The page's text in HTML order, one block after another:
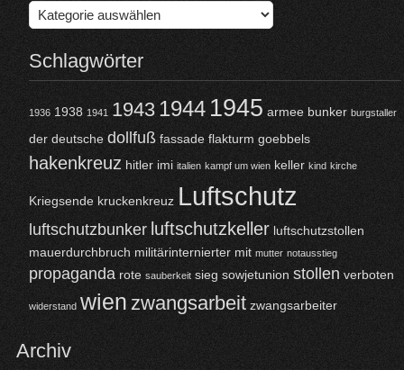
Kategorien
Schlagwörter
1936 1938 1941 1943 1944 1945 armee bunker burgstaller
der deutsche dollfuß fassade flakturm goebbels
hakenkreuz hitler imi italien kampf um wien keller kind kirche
Kriegsende kruckenkreuz Luftschutz
luftschutzbunker luftschutzkeller luftschutzstollen
mauerdurchbruch militärinternierter mit mutter notausstieg
propaganda rote sauberkeit sieg sowjetunion stollen verboten
widerstand wien zwangsarbeit zwangsarbeiter
Archiv